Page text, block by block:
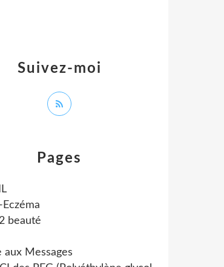
Pages
beauté
aux Messages
Suivez-moi